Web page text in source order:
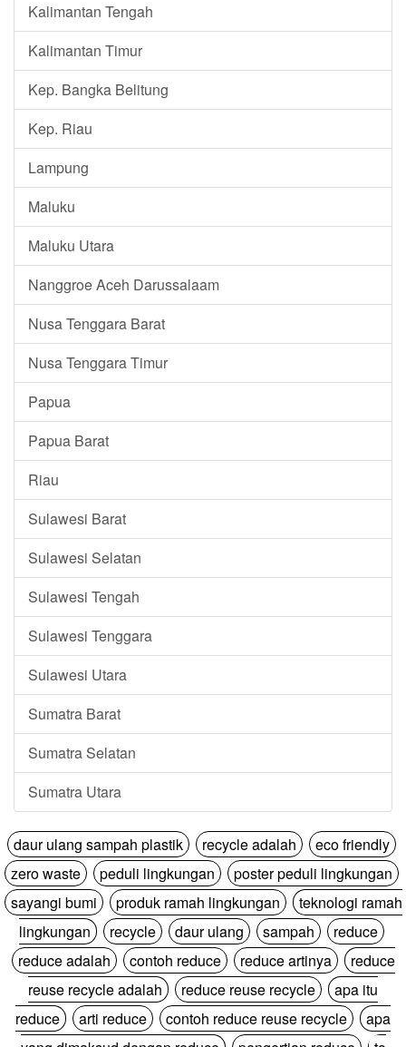
Kalimantan Tengah
Kalimantan Timur
Kep. Bangka Belitung
Kep. Riau
Lampung
Maluku
Maluku Utara
Nanggroe Aceh Darussalaam
Nusa Tenggara Barat
Nusa Tenggara Timur
Papua
Papua Barat
Riau
Sulawesi Barat
Sulawesi Selatan
Sulawesi Tengah
Sulawesi Tenggara
Sulawesi Utara
Sumatra Barat
Sumatra Selatan
Sumatra Utara
daur ulang sampah plastik recycle adalah
eco friendly
zero waste
peduli lingkungan
poster peduli lingkungan
sayangi bumi
produk ramah lingkungan
teknologi ramah
lingkungan
recycle daur ulang sampah
reduce
reduce adalah
contoh reduce reduce artinya
reduce
reuse recycle adalah
reduce reuse recycle
apa itu
reduce
arti reduce contoh reduce reuse recycle
apa